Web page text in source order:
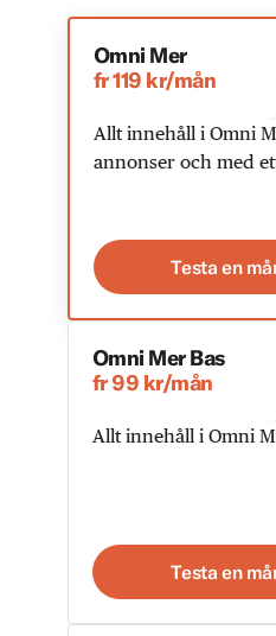
Omni Mer
fr 119 kr/mån
Allt innehåll i Omni
annonser och med
Testa en
Omni Mer Bas
fr 99 kr/mån
Allt innehåll i Omni
Testa en